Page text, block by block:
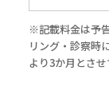
※記載料金は予
リング・診察時
より3か月とさせ